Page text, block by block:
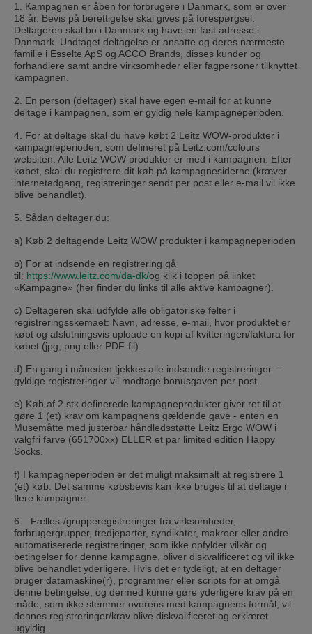
1. Kampagnen er åben for forbrugere i Danmark, som er over
18 år. Bevis på berettigelse skal gives på forespørgsel.
Deltageren skal bo i Danmark og have en fast adresse i
Danmark. Undtaget deltagelse er ansatte og deres nærmeste
familie i Esselte ApS og ACCO Brands, disses kunder og
forhandlere samt andre virksomheder eller fagpersoner tilknyttet
kampagnen.
2. En person (deltager) skal have egen e-mail for at kunne
deltage i kampagnen, som er gyldig hele kampagneperioden.
4. For at deltage skal du have købt 2 Leitz WOW-produkter i
kampagneperioden, som defineret på Leitz.com/colours
websiten. Alle Leitz WOW produkter er med i kampagnen. Efter
købet, skal du registrere dit køb på kampagnesiderne (kræver
internetadgang, registreringer sendt per post eller e-mail vil ikke
blive behandlet).
5. Sådan deltager du:
a) Køb 2 deltagende Leitz WOW produkter i kampagneperioden
b) For at indsende en registrering gå
til: https://www.leitz.com/da-dk/og klik i toppen på linket
«Kampagne» (her finder du links til alle aktive kampagner).
c) Deltageren skal udfylde alle obligatoriske felter i
registreringsskemaet: Navn, adresse, e-mail, hvor produktet er
købt og afslutningsvis uploade en kopi af kvitteringen/faktura for
købet (jpg, png eller PDF-fil).
d) En gang i måneden tjekkes alle indsendte registreringer –
gyldige registreringer vil modtage bonusgaven per post.
e) Køb af 2 stk definerede kampagneprodukter giver ret til at
gøre 1 (et) krav om kampagnens gældende gave - enten en
Musemåtte med justerbar håndledsstøtte Leitz Ergo WOW i
valgfri farve (651700xx) ELLER et par limited edition Happy
Socks.
f) I kampagneperioden er det muligt maksimalt at registrere 1
(et) køb. Det samme købsbevis kan ikke bruges til at deltage i
flere kampagner.
6. Fælles-/grupperegistreringer fra virksomheder,
forbrugergrupper, tredjeparter, syndikater, makroer eller andre
automatiserede registreringer, som ikke opfylder vilkår og
betingelser for denne kampagne, bliver diskvalificeret og vil ikke
blive behandlet yderligere. Hvis det er tydeligt, at en deltager
bruger datamaskine(r), programmer eller scripts for at omgå
denne betingelse, og dermed kunne gøre yderligere krav på en
måde, som ikke stemmer overens med kampagnens formål, vil
dennes registreringer/krav blive diskvalificeret og erklæret
ugyldig.